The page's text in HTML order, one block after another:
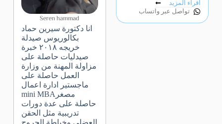
اقراء المزيد
تواصل عبر واتساب
Seren hammad
انا دكتورة سيرين حماد
بكالوريوس صيدلة
خريجه ٢٠١٨ خبرة
صيدليات حاصلة على
مزاولة المهنة من وزارة
العمل حاصلة على
ماجستير ادارة اعمال
مصغرmini MBA
حاصلة على عدة دورات
تدريبية مثل الحقن